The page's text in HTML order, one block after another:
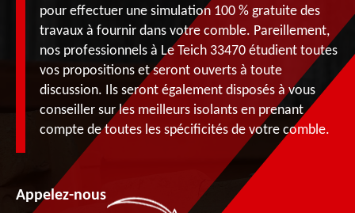
pour effectuer une simulation 100 % gratuite des
travaux à fournir dans votre comble. Pareillement,
nos professionnels à Le Teich 33470 étudient toutes
vos propositions et seront ouverts à toute
discussion. Ils seront également disposés à vous
conseiller sur les meilleurs isolants en prenant
compte de toutes les spécificités de votre comble.
Appelez-nous